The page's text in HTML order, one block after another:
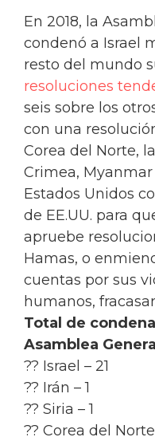
En 2018, la
condenó a Israel
resto del mundo
resoluciones
seis sobre los
con una
Corea del Norte,
Crimea,
Estados Unidos
de EE.UU. para
apruebe
Hamas, o
cuentas por sus
humanos,
Total de
Asamblea
?? Israel – 21
?? Irán – 1
?? Siria – 1
?? Corea del Norte